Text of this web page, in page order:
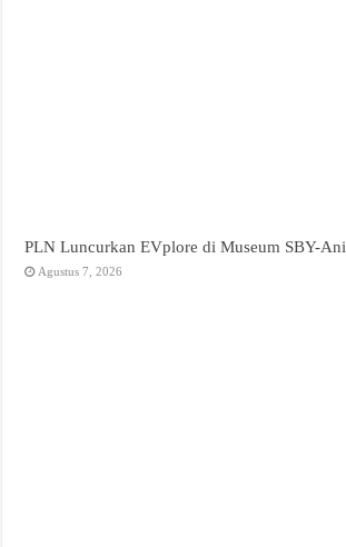
PLN Luncurkan EVplore di Museum SBY-Ani
Agustus 7, 2026